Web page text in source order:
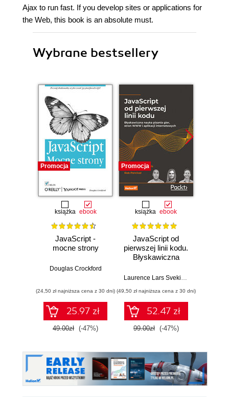
Ajax to run fast. If you develop sites or applications for
the Web, this book is an absolute must.
Wybrane bestsellery
Promocja
książka ebook
JavaScript -
mocne strony
Douglas Crockford
(24,50 zł najniższa cena z 30 dni)
25.97 zł
49.00zł (-47%)
Promocja
książka ebook
JavaScript od
pierwszej linii kodu.
Błyskawiczna
stron WWW i
internetowych
Laurence Lars Svekis
,
(49,50 zł najniższa cena z 30 dni)
52.47 zł
99.00zł (-47%)